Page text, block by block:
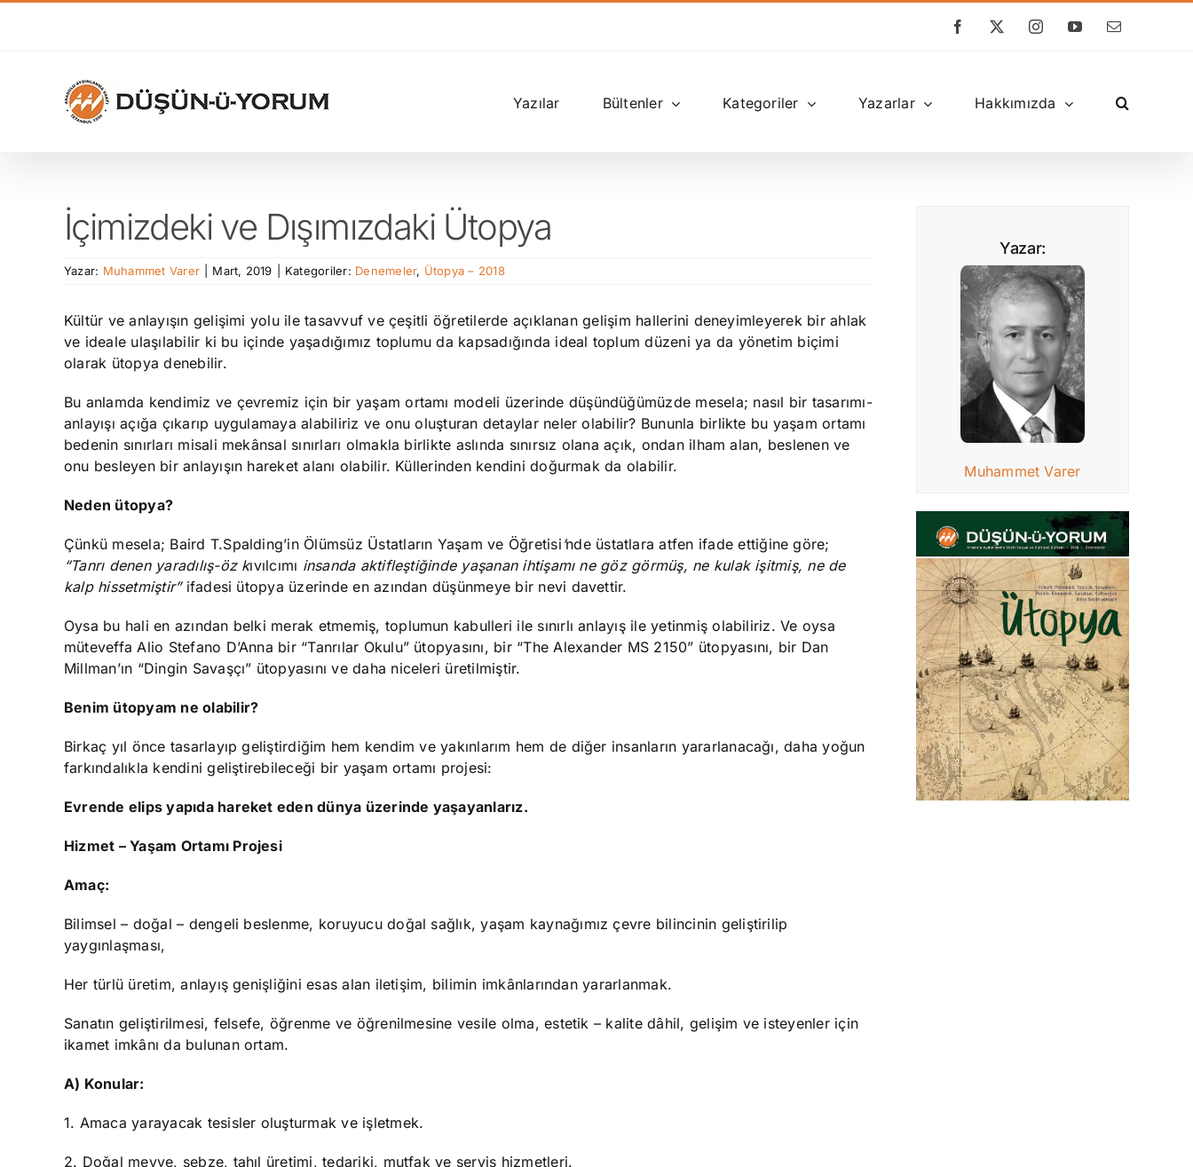
Facebook
X InstagramYouTube
E-
Yazılar Bültenler Kategoriler Yazarlar Hakkımızda
İçimizdeki ve Dışımızdaki Ütopya
Yazar: Muhammet Varer Mart, 2019 Kategoriler: Denemeler, Ütopya – 2018
Kültür ve anlayışın gelişimi yolu ile tasavvuf ve çeşitli öğretilerde açıklanan gelişim hallerini deneyimleyerek bir ahlak
ve ideale ulaşılabilir ki bu içinde yaşadığımız toplumu da kapsadığında ideal toplum düzeni ya da yönetim biçimi
olarak ütopya denebilir.
Bu anlamda kendimiz ve çevremiz için bir yaşam ortamı modeli üzerinde düşündüğümüzde mesela; nasıl bir tasarımı-
anlayışı açığa çıkarıp uygulamaya alabiliriz ve onu oluşturan detaylar neler olabilir? Bununla birlikte bu yaşam ortamı
bedenin sınırları misali mekânsal sınırları olmakla birlikte aslında sınırsız olana açık, ondan ilham alan, beslenen ve
onu besleyen bir anlayışın hareket alanı olabilir. Küllerinden kendini doğurmak da olabilir.
Neden ütopya?
Çünkü mesela; Baird T.Spalding’in Ölümsüz Üstatların Yaşam ve Öğretisi ’nde üstatlara atfen ifade ettiğine göre;
“Tanrı denen yaradılış-öz kıvılcımı insanda aktifleştiğinde yaşanan ihtişamı ne göz görmüş, ne kulak işitmiş, ne de
kalp hissetmiştir”ifadesi ütopya üzerinde en azından düşünmeye bir nevi davettir.
Oysa bu hali en azından belki merak etmemiş, toplumun kabulleri ile sınırlı anlayış ile yetinmiş olabiliriz. Ve oysa
müteveffa Alio Stefano D’Anna bir “Tanrılar Okulu” ütopyasını, bir “The Alexander MS 2150” ütopyasını, bir Dan
Millman’ın “Dingin Savaşçı” ütopyasını ve daha niceleri üretilmiştir.
Benim ütopyam ne olabilir?
Birkaç yıl önce tasarlayıp geliştirdiğim hem kendim ve yakınlarım hem de diğer insanların yararlanacağı, daha yoğun
farkındalıkla kendini geliştirebileceği bir yaşam ortamı projesi:
Evrende elips yapıda hareket eden dünya üzerinde yaşayanlarız.
Hizmet – Yaşam Ortamı Projesi
Amaç:
Bilimsel – doğal – dengeli beslenme, koruyucu doğal sağlık, yaşam kaynağımız çevre bilincinin geliştirilip
yaygınlaşması,
Her türlü üretim, anlayış genişliğini esas alan iletişim, bilimin imkânlarından yararlanmak.
Sanatın geliştirilmesi, felsefe, öğrenme ve öğrenilmesine vesile olma, estetik – kalite dâhil, gelişim ve isteyenler için
ikamet imkânı da bulunan ortam.
A) Konular:
1. Amaca yarayacak tesisler oluşturmak ve işletmek.
2. Doğal meyve, sebze, tahıl üretimi, tedariki, mutfak ve servis hizmetleri.
Yazar:
Muhammet Varer